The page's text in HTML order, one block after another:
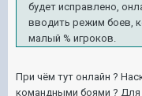
будет исправлено,
вводить режим боев,
малый % игроков.
При чём тут онлайн ?
командными боями ? Для